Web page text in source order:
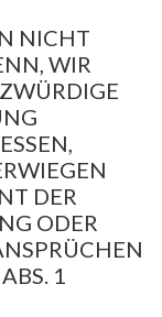
NICHT
WIR
DER
ODER
1